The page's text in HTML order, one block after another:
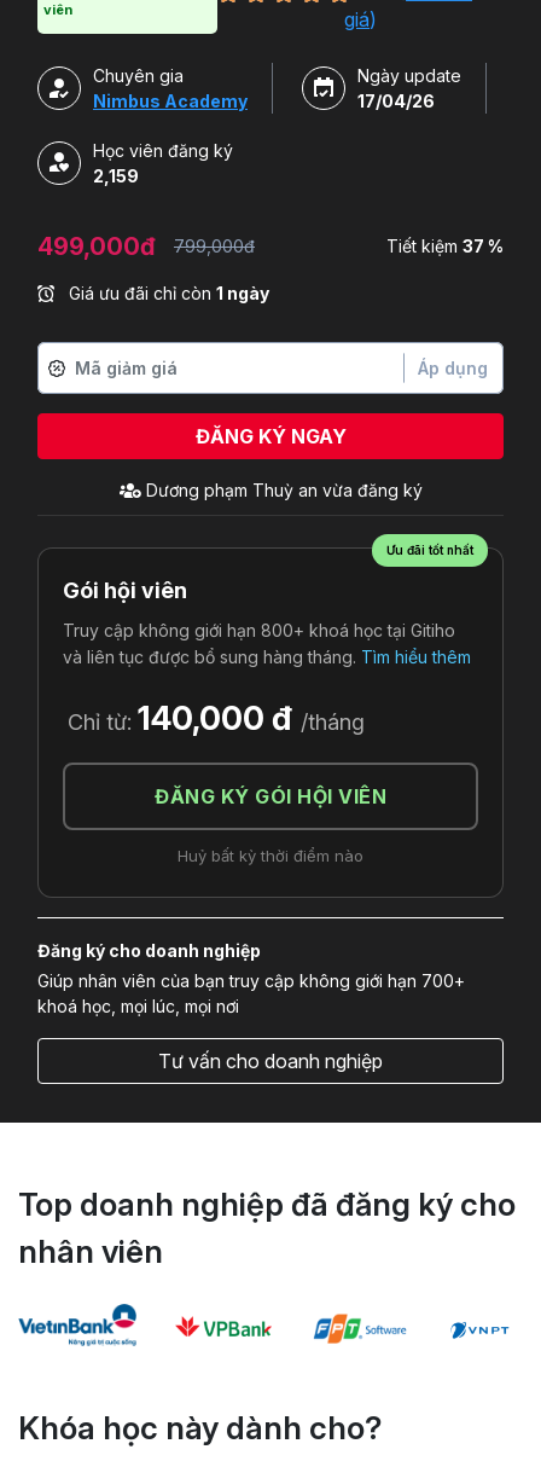
viên
giá)
Chuyên gia
Nimbus Academy
Ngày update
17/04/26
Học viên đăng ký
2,159
499,000đ 799,000đ Tiết kiệm 37 %
Giá ưu đãi chỉ còn 1 ngày
Áp dụng
ĐĂNG KÝ NGAY
Ưu đãi tốt nhất
Gói hội viên
Truy cập không giới hạn 800+ khoá học tại Gitiho
và liên tục được bổ sung hàng tháng. Tìm hiểu thêm
Chỉ từ: 140,000 đ /tháng
ĐĂNG KÝ GÓI HỘI VIÊN
Huỷ bất kỳ thời điểm nào
Đăng ký cho doanh nghiệp
Giúp nhân viên của bạn truy cập không giới hạn 700+
khoá học, mọi lúc, mọi nơi
Tư vấn cho doanh nghiệp
Top doanh nghiệp đã đăng ký cho
nhân viên
Khóa học này dành cho?